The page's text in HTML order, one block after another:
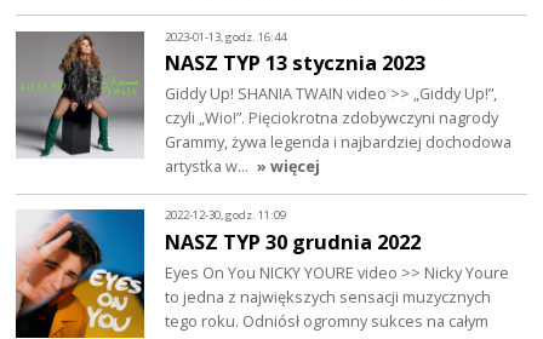
2023-01-13, godz. 16:44
NASZ TYP 13 stycznia 2023
Giddy Up! SHANIA TWAIN video >> „Giddy Up!”,
czyli „Wio!”. Pięciokrotna zdobywczyni nagrody
Grammy, żywa legenda i najbardziej dochodowa
artystka w… » więcej
2022-12-30, godz. 11:09
NASZ TYP 30 grudnia 2022
Eyes On You NICKY YOURE video >> Nicky Youre
to jedna z największych sensacji muzycznych
tego roku. Odniósł ogromny sukces na całym